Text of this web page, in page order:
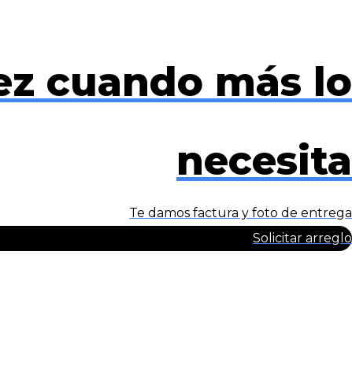
cuando más lo
necesita
Te damos factura y foto de entrega
Solicitar arreglo